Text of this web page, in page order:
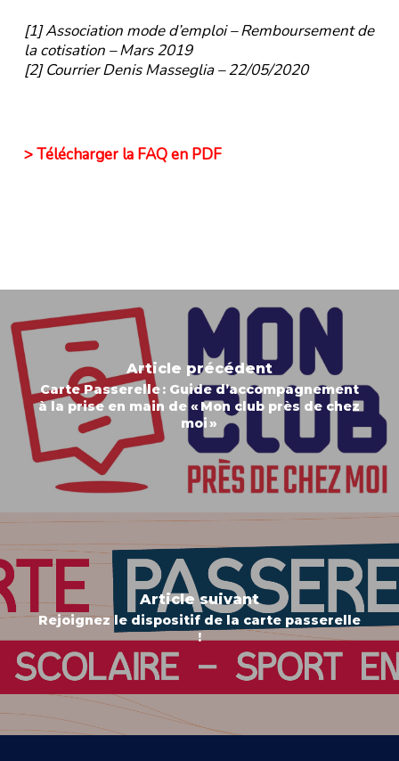
[1]Association mode d’emploi – Remboursement de
la cotisation – Mars 2019
[2]Courrier Denis Masseglia – 22/05/2020
> Télécharger la FAQ en PDF
Article précédent
Carte Passerelle : Guide d’accompagnement
à la prise en main de « Mon club près de chez
moi »
Article suivant
Rejoignez le dispositif de la carte passerelle
!